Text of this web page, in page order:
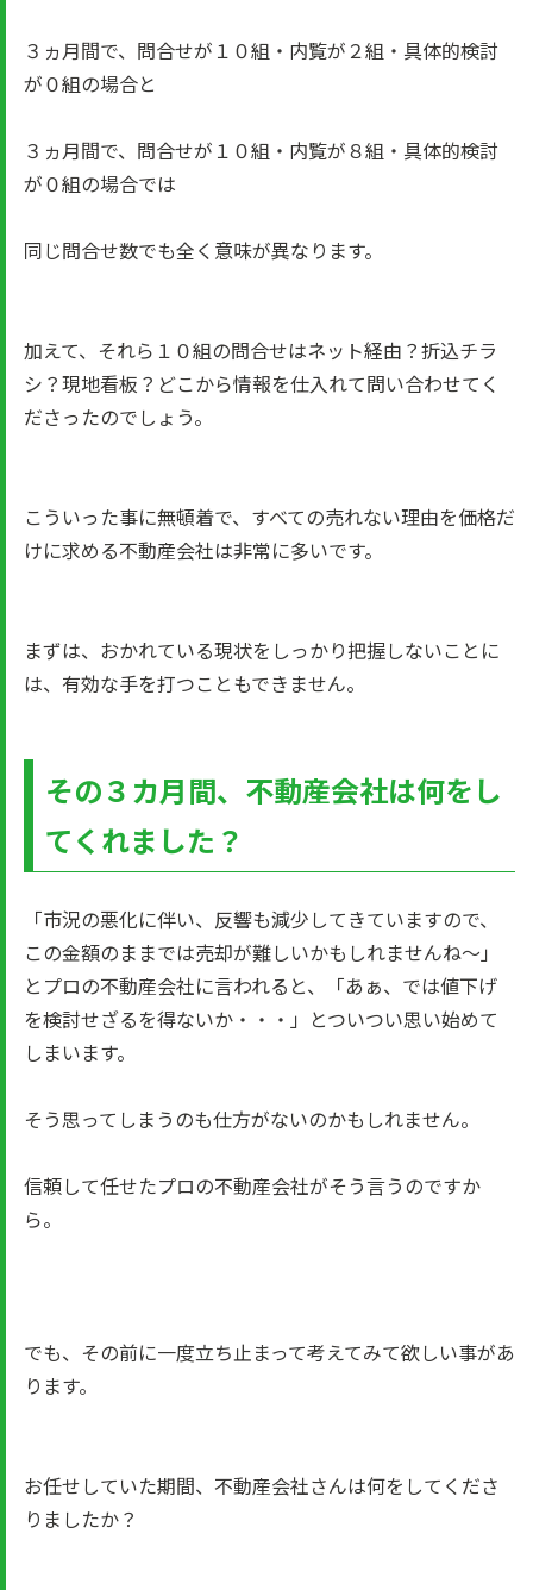
３ヵ月間で、問合せが１０組・内覧が２組・具体的検討
が０組の場合と
３ヵ月間で、問合せが１０組・内覧が８組・具体的検討
が０組の場合では
同じ問合せ数でも全く意味が異なります。
加えて、それら１０組の問合せはネット経由？折込チラ
シ？現地看板？どこから情報を仕入れて問い合わせてく
ださったのでしょう。
こういった事に無頓着で、すべての売れない理由を価格だ
けに求める不動産会社は非常に多いです。
まずは、おかれている現状をしっかり把握しないことに
は、有効な手を打つこともできません。
その３カ月間、不動産会社は何をし
てくれました？
「市況の悪化に伴い、反響も減少してきていますので、
この金額のままでは売却が難しいかもしれませんね～」
とプロの不動産会社に言われると、「あぁ、では値下げ
を検討せざるを得ないか・・・」とついつい思い始めて
しまいます。
そう思ってしまうのも仕方がないのかもしれません。
信頼して任せたプロの不動産会社がそう言うのですか
ら。
でも、その前に一度立ち止まって考えてみて欲しい事があ
ります。
お任せしていた期間、不動産会社さんは何をしてくださ
りましたか？